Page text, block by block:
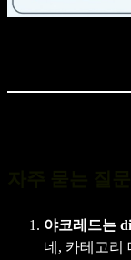
야코레드는
네, 카테고리